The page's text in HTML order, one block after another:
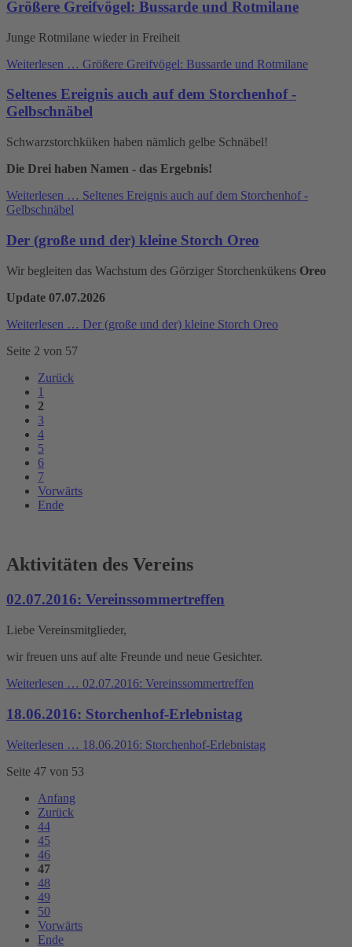
Größere Greifvögel: Bussarde und Rotmilane
Junge Rotmilane wieder in Freiheit
Weiterlesen … Größere Greifvögel: Bussarde und Rotmilane
Seltenes Ereignis auch auf dem Storchenhof -
Gelbschnäbel
Schwarzstorchküken haben nämlich gelbe Schnäbel!
Die Drei haben Namen - das Ergebnis!
Weiterlesen … Seltenes Ereignis auch auf dem Storchenhof -
Gelbschnäbel
Der (große und der) kleine Storch Oreo
Wir begleiten das Wachstum des Görziger Storchenkükens Oreo
Update 07.07.2026
Weiterlesen … Der (große und der) kleine Storch Oreo
Seite 2 von 57
Zurück
1
2
3
4
5
6
7
Vorwärts
Ende
Aktivitäten des Vereins
02.07.2016: Vereinssommertreffen
Liebe Vereinsmitglieder,
wir freuen uns auf alte Freunde und neue Gesichter.
Weiterlesen … 02.07.2016: Vereinssommertreffen
18.06.2016: Storchenhof-Erlebnistag
Weiterlesen … 18.06.2016: Storchenhof-Erlebnistag
Seite 47 von 53
Anfang
Zurück
44
45
46
47
48
49
50
Vorwärts
Ende